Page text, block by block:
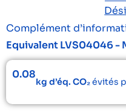
Complément
Equivalent LVS04046 -
0.08
kg d’éq. CO₂évités